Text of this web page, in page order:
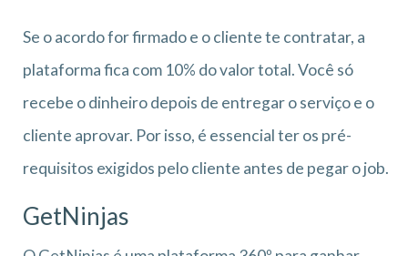
Se o acordo for firmado e o cliente te contratar, a
plataforma fica com 10% do valor total. Você só
recebe o dinheiro depois de entregar o serviço e o
cliente aprovar. Por isso, é essencial ter os pré-
requisitos exigidos pelo cliente antes de pegar o job.
GetNinjas